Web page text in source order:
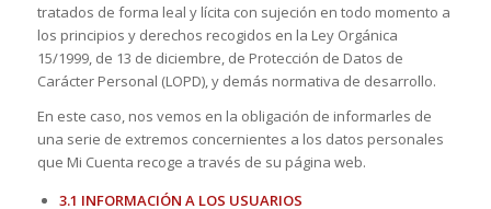
tratados de forma leal y lícita con sujeción en todo momento a
los principios y derechos recogidos en la Ley Orgánica
15/1999, de 13 de diciembre, de Protección de Datos de
Carácter Personal (LOPD), y demás normativa de desarrollo.
En este caso, nos vemos en la obligación de informarles de
una serie de extremos concernientes a los datos personales
que Mi Cuenta recoge a través de su página web.
3.1 INFORMACIÓN A LOS USUARIOS